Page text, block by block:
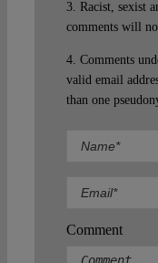
3. Racist, sexist
comments will
4. Comments
valid email
than one
Comment